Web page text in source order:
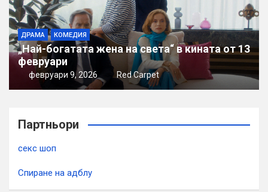
ДРАМА КОМЕДИЯ
„Най-богатата жена на света“ в кината от 13
февруари
февруари 9, 2026 Red Carpet
Партньори
секс шоп
Спиране на адблу